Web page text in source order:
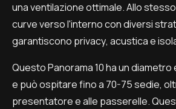
una ventilazione ottimale. Allo
curve verso l'interno con diversi
garantiscono privacy, acustica e
Questo Panorama 10 ha un diametro
e può ospitare fino a 70-75 sedie,
presentatore e alle passerelle.